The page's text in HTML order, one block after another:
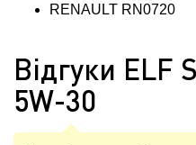
RENAULT RN0720
Відгуки ELF
5W-30